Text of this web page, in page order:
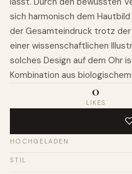
sich harmonisch dem
der Gesamteindruck trotz
einer wissenschaftlichen
solches Design auf dem Ohr
Kombination aus
0
LIKES
HOCHGELADEN
STIL